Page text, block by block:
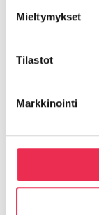
Mieltymykset
Tilastot
Markkinointi
riikku@riikku.fi
Olemme osa
Ohjeiden
Parvekkeen
Parvekelasien
R3